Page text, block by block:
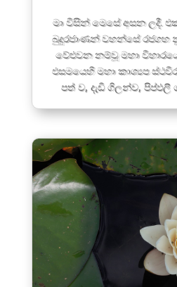
මා විසින් මෙසේ අසන ලදී.
බුදුරජාණන් වහන්සේ රජගහ
වේළුවන නම්වූ මහා
එසමයෙහි මහා කාශ්‍යප
පත් ව, දැඩි ගිලන්ව, පිප්ඵලී